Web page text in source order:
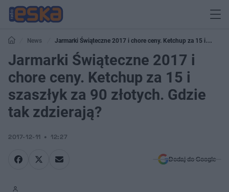
News
Jarmarki Świąteczne 2017 i chore ceny. Ketchup za 15 i
szaszłyk za 90 złotych. Gdzie tak zdzierają?
Jarmarki Świąteczne 2017 i
chore ceny. Ketchup za 15 i
szaszłyk za 90 złotych. Gdzie
tak zdzierają?
2017-12-11 12:27
Dodaj do Google